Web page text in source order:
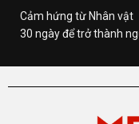
Cảm hứng từ Nhân vật
30 ngày để trở thành